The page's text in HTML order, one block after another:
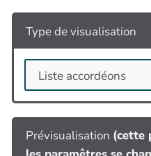
Type de visualisation
Prévisualisation (cette